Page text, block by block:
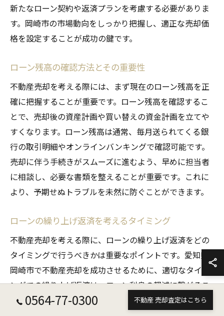
新たなローン契約や返済プランを考慮する必要がありま
す。岡崎市の市場動向をしっかり把握し、適正な売却価
格を設定することが成功の鍵です。
ローン残高の確認方法とその重要性
不動産売却を考える際には、まず現在のローン残高を正
確に把握することが重要です。ローン残高を確認するこ
とで、売却後の資産計画や買い替えの資金計画を立てや
すくなります。ローン残高は通常、毎月送られてくる銀
行の取引明細やオンラインバンキングで確認可能です。
売却に伴う手続きがスムーズに進むよう、早めに担当者
に相談し、必要な書類を整えることが重要です。これに
より、予期せぬトラブルを未然に防ぐことができます。
ローンの繰り上げ返済を考えるタイミング
不動産売却を考える際に、ローンの繰り上げ返済をどの
タイミングで行うべきかは重要なポイントです。愛知県
岡崎市で不動産売却を成功させるために、適切なタイミ
ングでの繰り上げ返済は、ローン利息の軽減に繋がるこ
とがあります。一般的には、残高が大きい初期の段階で
0564-77-0300 不動産 売却査定はこちら